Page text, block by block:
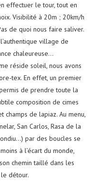
effectuer le tour, tout en
Visibilité à 20m ; 20km/h
de quoi nous faire saliver.
village de
chaleureuse…
réside soleil, nous avons
tex. En effet, un premier
de prendre toute la
composition de cimes
champs de lapiaz. Au menu,
San Carlos, Rasa de la
par des boucles se
à l’écart du monde,
chemin taillé dans les
détour.